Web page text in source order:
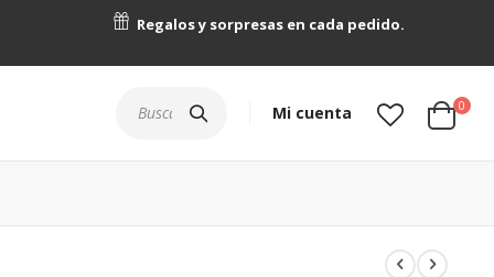
Regalos y sorpresas en cada pedido.
Mi cuenta Cart
0